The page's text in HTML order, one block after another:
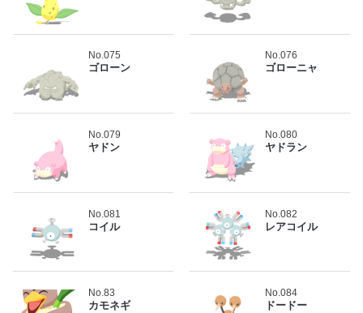
No.075
ゴローン
No.076
ゴローニャ
No.079
ヤドン
No.080
ヤドラン
No.081
コイル
No.082
レアコイル
No.83
カモネギ
No.084
ドードー